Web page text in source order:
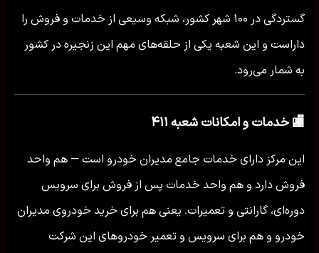
گستردگی در ۱۰۰ شهر کشور، شبکه وسیعی از خدمات و فروش را
داراست و این شعبه یکی از حلقه‌های مهم این زنجیره در کشور
به شمار می‌رود.
🏬 خدمات و امکانات شعبه ۴۱۱
این مرکز دارای خدمات جامع مدیران خودرو است — هم واحد
فروش دارد و هم واحد خدمات پس از فروش برای سرویس
دوره‌ای، گارانتی و تعمیرات. یعنی هم برای خرید خودروی مدیران
خودرو و هم برای سرویس و تعمیر خودروهای این شرکت